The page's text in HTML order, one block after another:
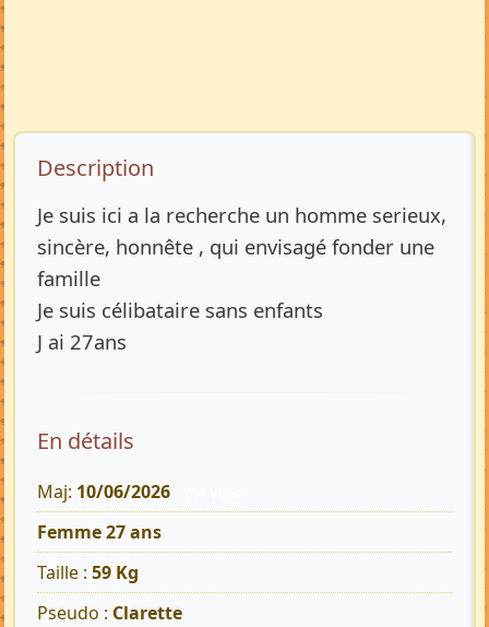
Description de l’annonce
Description
Je suis ici a la recherche un homme serieux,
sincère, honnête , qui envisagé fonder une
famille
Je suis célibataire sans enfants
J ai 27ans
En détails
Maj: 10/06/2026
Femme 27 ans
Taille : 59 Kg
Pseudo : Clarette